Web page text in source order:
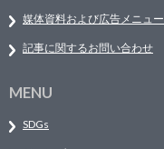
媒体資料および広告メニュー
記事に関するお問い合わせ
MENU
SDGs